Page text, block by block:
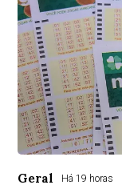
Geral Há 19 horas